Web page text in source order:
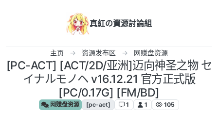
真紅の資源討論組
主页 资源发布区 网赚盘资源
[PC-ACT] [ACT/2D/亚洲]迈向神圣之物 セ
イナルモノヘ v16.12.21 官方正式版
[PC/0.17G] [FM/BD]
网赚盘资源 [pc-act] 1 1 105